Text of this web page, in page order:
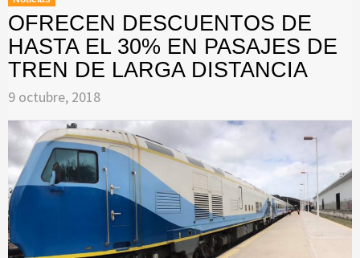
OFRECEN DESCUENTOS DE
HASTA EL 30% EN PASAJES DE
TREN DE LARGA DISTANCIA
9 octubre, 2018